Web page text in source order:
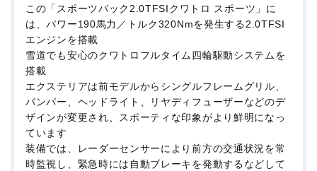
この「スポーツバック2.0TFSIクワトロ スポーツ」に
は、パワー190馬力／トルク320Nmを発生する2.0TFSI
エンジンを搭載
雪道でも安心のクワトロフルタイム四輪駆動システムを
搭載
エクステリアは前モデルからシングルフレームグリル、
バンパー、ヘッドライト、リヤディフューザーなどのデ
ザインが変更され、スポーティな印象がより鮮明になっ
ています
装備では、レーダーセンサーにより前方の交通状況を常
時監視し、緊急時には自動ブレーキを発動するなどして